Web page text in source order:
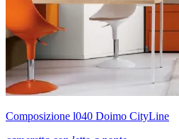
Composizione l040 Doimo CityLine